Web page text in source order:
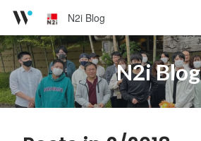
N2i Blog
N2i Blog